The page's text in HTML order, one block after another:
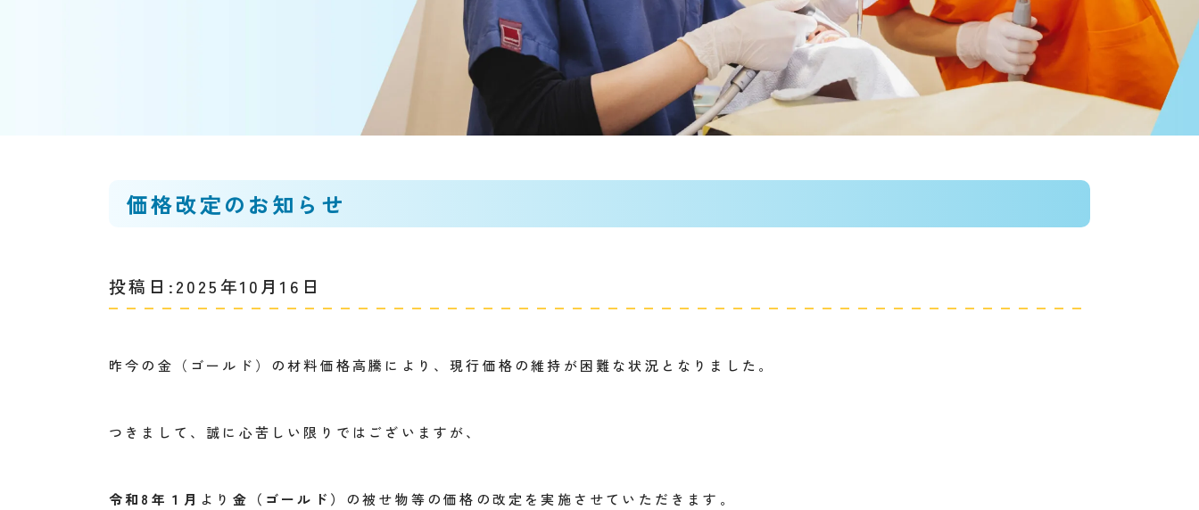
価格改定のお知らせ
投稿日:2025年10月16日
昨今の金（ゴールド）の材料価格高騰により、現行価格の維持が困難な状況となりました。
つきまして、誠に心苦しい限りではございますが、
令和8年１月 より 金（ゴールド） の被せ物等の価格の改定を実施させていただきます。